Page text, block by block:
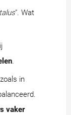
talus". Wat
.
in
vaker